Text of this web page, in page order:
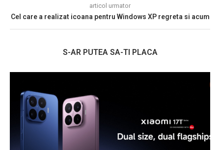
articol urmator
Cel care a realizat icoana pentru Windows XP regreta si acum
S-AR PUTEA SA-TI PLACA